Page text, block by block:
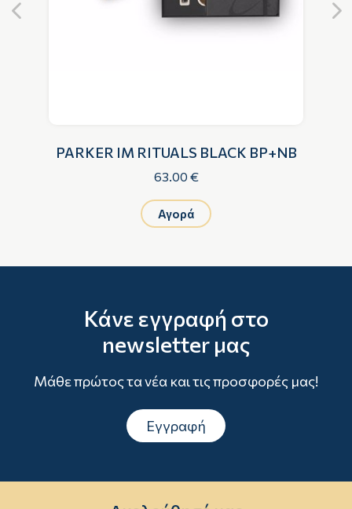
PARKER IM RITUALS BLACK BP+NB
63.00 €
Αγορά
Κάνε εγγραφή στο
newsletter μας
Μάθε πρώτος τα νέα και τις προσφορές μας!
Εγγραφή